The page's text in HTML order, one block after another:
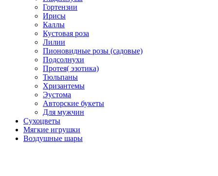
Гортензии
Ирисы
Каллы
Кустовая роза
Лилии
Пионовидные розы (садовые)
Подсолнухи
Протея( эзотика)
Тюльпаны
Хризантемы
Эустома
Авторские букеты
Для мужчин
Сухоцветы
Мягкие игрушки
Воздушные шары